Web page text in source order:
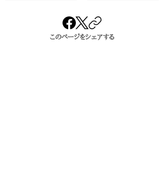
このページをシェアする